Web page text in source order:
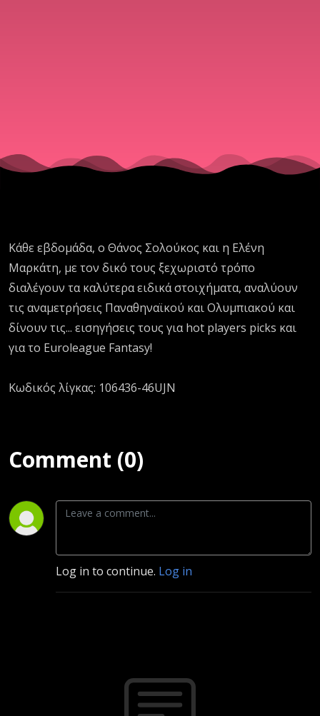
Κάθε εβδομάδα, ο Θάνος Σολούκος και η Ελένη
Μαρκάτη, με τον δικό τους ξεχωριστό τρόπο
διαλέγουν τα καλύτερα ειδικά στοιχήματα, αναλύουν
τις αναμετρήσεις Παναθηναϊκού και Ολυμπιακού και
δίνουν τις... εισηγήσεις τους για hot players picks και
για το Euroleague Fantasy!
Κωδικός λίγκας: 106436-46UJN
Comment (0)
Log in to continue. Log in